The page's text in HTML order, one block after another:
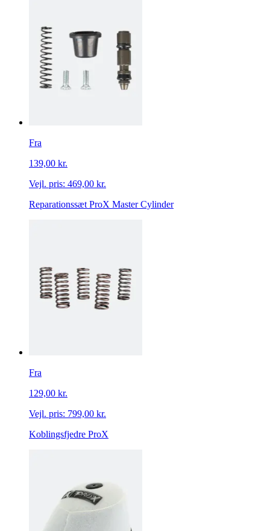
Fra
139,00 kr.
Vejl. pris: 469,00 kr.
Reparationssæt ProX Master Cylinder
Fra
129,00 kr.
Vejl. pris: 799,00 kr.
Koblingsfjedre ProX